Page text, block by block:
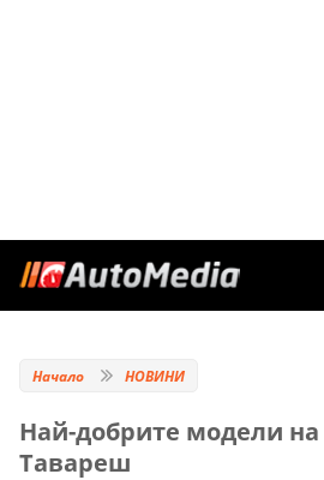
Начало НОВИНИ
Най-добрите модели
Тавареш